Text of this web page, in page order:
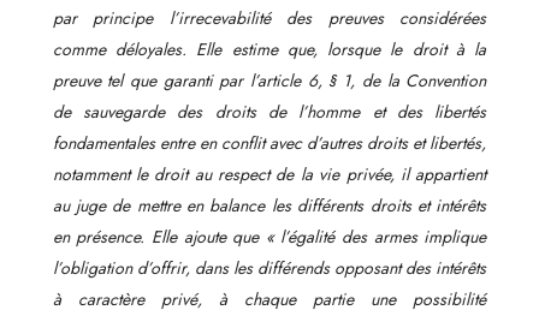
par principe l’irrecevabilité des preuves considérées
comme déloyales. Elle estime que, lorsque le droit à la
preuve tel que garanti par l’article 6, § 1, de la Convention
de sauvegarde des droits de l’homme et des libertés
fondamentales entre en conflit avec d’autres droits et libertés,
notamment le droit au respect de la vie privée, il appartient
au juge de mettre en balance les différents droits et intérêts
en présence. Elle ajoute que « l’égalité des armes implique
l’obligation d’offrir, dans les différends opposant des intérêts
à caractère privé, à chaque partie une possibilité